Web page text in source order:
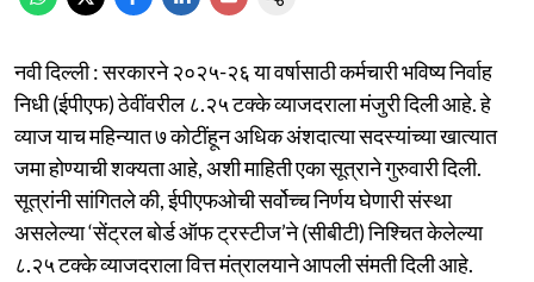
नवी दिल्ली : सरकारने २०२५-२६ या वर्षासाठी कर्मचारी भविष्य निर्वाह
निधी (ईपीएफ) ठेवींवरील ८.२५ टक्के व्याजदराला मंजुरी दिली आहे. हे
व्याज याच महिन्यात ७ कोटींहून अधिक अंशदात्या सदस्यांच्या खात्यात
जमा होण्याची शक्यता आहे, अशी माहिती एका सूत्राने गुरुवारी दिली.
सूत्रांनी सांगितले की, ईपीएफओची सर्वोच्च निर्णय घेणारी संस्था
असलेल्या ‘सेंट्रल बोर्ड ऑफ ट्रस्टीज’ने (सीबीटी) निश्चित केलेल्या
८.२५ टक्के व्याजदराला वित्त मंत्रालयाने आपली संमती दिली आहे.